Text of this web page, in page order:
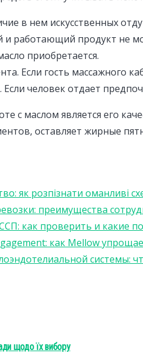
в нем искусственных
и работающий продукт не
приобретается.
Если гость массажного
Если человек отдает
с маслом является его
оставляет жирные
як розпізнати оманливі
преимущества
как проверить и какие
как Mellow
системы:
щодо їх вибору